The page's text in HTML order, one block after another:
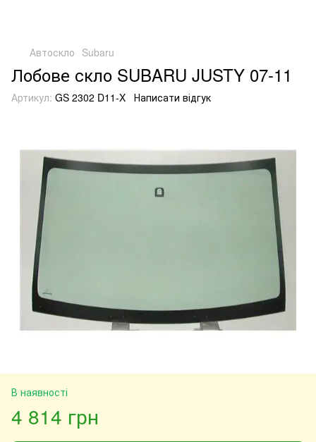
Автоскло Subaru
Лобове скло SUBARU JUSTY 07-11
Артикул: GS 2302 D11-X Написати відгук
В наявності
4 814 грн